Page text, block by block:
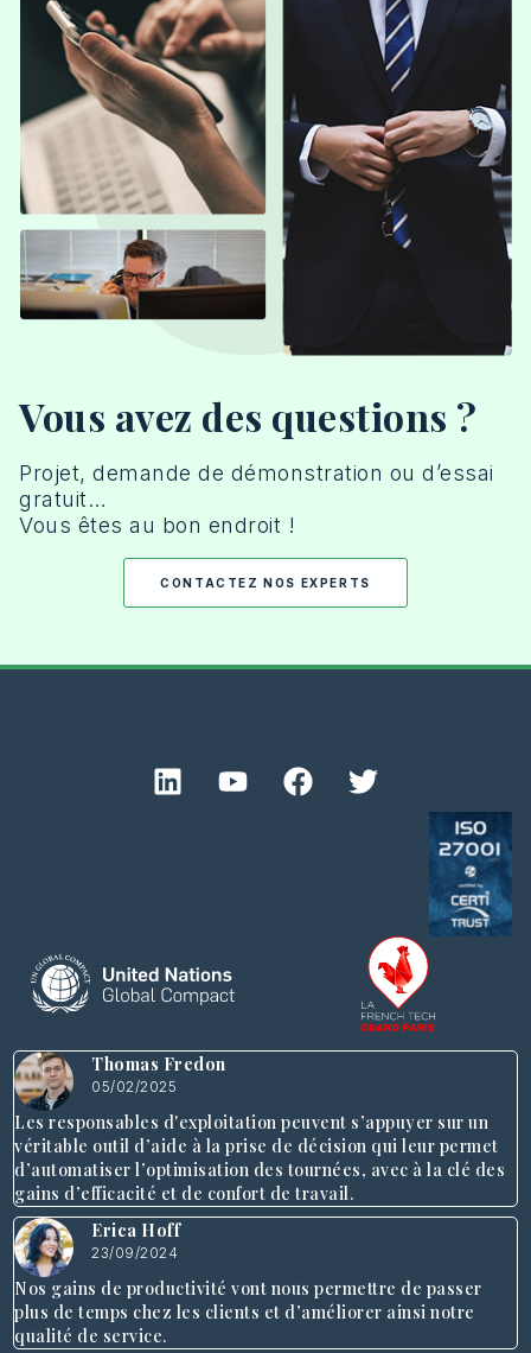
Vous avez des questions ?
Projet, demande de démonstration ou d’essai
gratuit…
Vous êtes au bon endroit !
CONTACTEZ NOS EXPERTS
Thomas Fredon
05/02/2025
Les responsables d'exploitation peuvent s’appuyer sur un
véritable outil d’aide à la prise de décision qui leur permet
d’automatiser l’optimisation des tournées, avec à la clé des
gains d’efficacité et de confort de travail.
Erica Hoff
23/09/2024
Nos gains de productivité vont nous permettre de passer
plus de temps chez les clients et d’améliorer ainsi notre
qualité de service.